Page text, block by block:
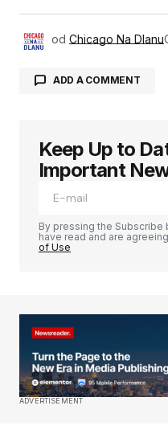
od Chicago Na Dlanu
ADD A COMMENT
Ваша адреса е-
објављена.
Your E-mail*
Сачувај моје име,
Keep Up to
Important
By pressing the Subscribe
have read and are
of Use
ADVERTISEMENT